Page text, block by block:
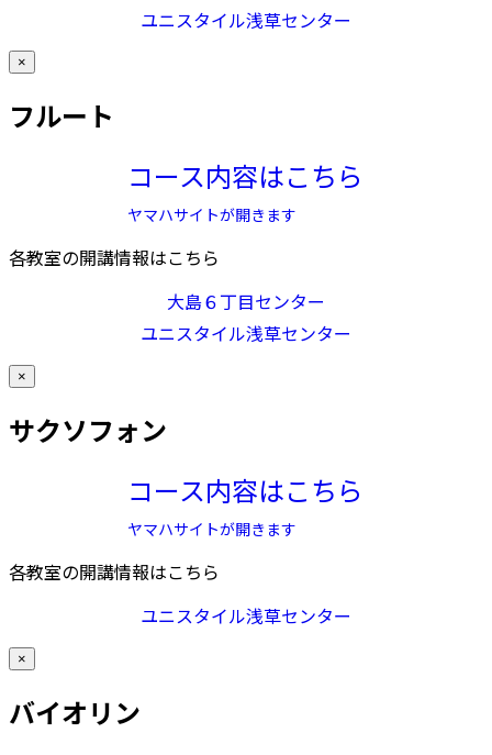
ユニスタイル浅草センター
×
フルート
コース内容はこちら
ヤマハサイトが開きます
各教室の開講情報はこちら
大島６丁目センター
ユニスタイル浅草センター
×
サクソフォン
コース内容はこちら
ヤマハサイトが開きます
各教室の開講情報はこちら
ユニスタイル浅草センター
×
バイオリン